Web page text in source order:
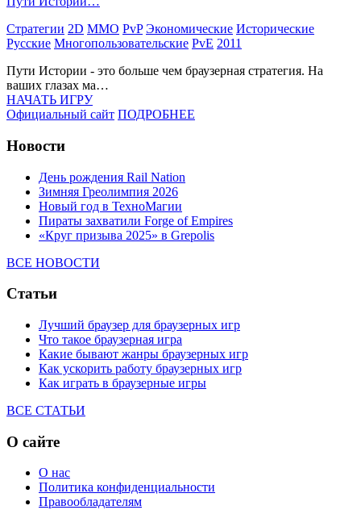
Стратегии 2D MMO PvP Экономические Исторические
Русские Многопользовательские PvE 2011
Пути Истории - это больше чем браузерная стратегия. На
ваших глазах ма…
НАЧАТЬ ИГРУ
Официальный сайт ПОДРОБНЕЕ
Новости
День рождения Rail Nation
Зимняя Греолимпия 2026
Новый год в ТехноМагии
Пираты захватили Forge of Empires
«Круг призыва 2025» в Grepolis
ВСЕ НОВОСТИ
Статьи
Лучший браузер для браузерных игр
Что такое браузерная игра
Какие бывают жанры браузерных игр
Как ускорить работу браузерных игр
Как играть в браузерные игры
ВСЕ СТАТЬИ
О сайте
О нас
Политика конфиденциальности
Правообладателям